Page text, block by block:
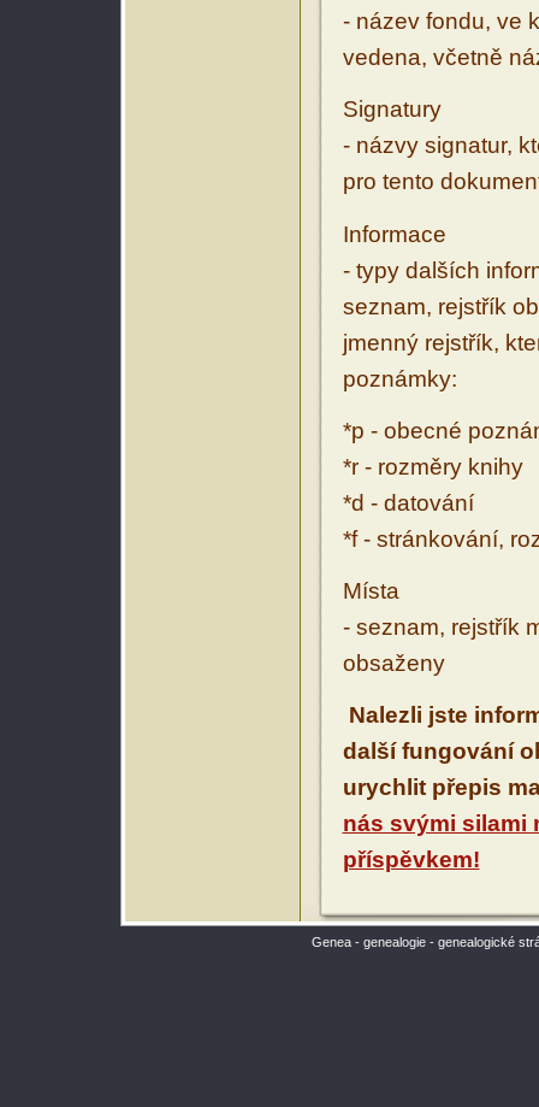
- název fondu, ve
vedena, včetně
Signatury
- názvy signatur,
pro tento
Informace
- typy dalších
seznam, rejstřík
jmenný rejstřík,
poznámky:
*p - obecné
*r - rozměry knihy
*d - datování
*f - stránkování,
Místa
- seznam, rejstřík
obsaženy
Nalezli jste
další fungování
urychlit přepis
nás svými silami
příspěvkem!
Genea - genealogie - genealogické